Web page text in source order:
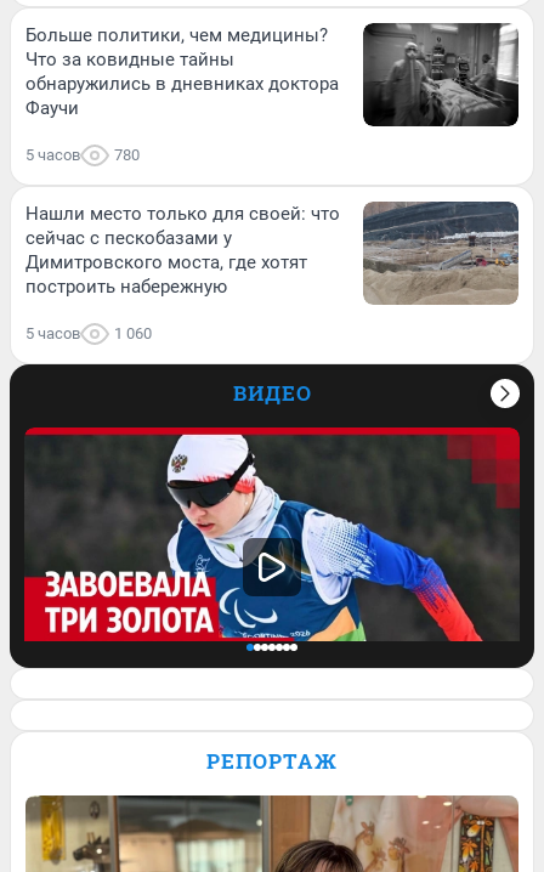
Больше политики, чем медицины?
Что за ковидные тайны
обнаружились в дневниках доктора
Фаучи
5 часов 780
Нашли место только для своей: что
сейчас с пескобазами у
Димитровского моста, где хотят
построить набережную
5 часов 1 060
ВИДЕО
Паралимпиаде: история сильной духом
Обсудить
РЕПОРТАЖ